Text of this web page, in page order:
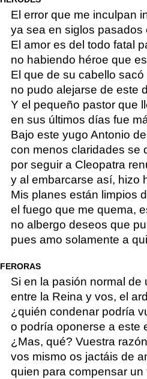
El error que me inculpan
ya sea en siglos pasados
El amor es del todo fatal
no habiendo héroe que
El que de su cabello
no pudo alejarse de este
Y el pequeño pastor que
en sus últimos días fue
Bajo este yugo Antonio
con menos claridades se
por seguir a Cleopatra
y al embarcarse así, hizo
Mis planes están limpios
el fuego que me quema,
no albergo deseos que
pues amo solamente a
FERORAS
Si en la pasión normal de
entre la Reina y vos, el
¿quién condenar podría
o podría oponerse a este
¿Mas, qué? Vuestra
vos mismo os jactáis de
quien para compensar un